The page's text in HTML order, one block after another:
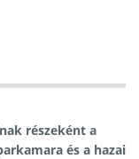
részeként a
és a hazai